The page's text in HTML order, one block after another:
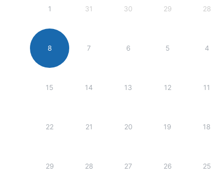
28
29
30
31
1
4
5
6
7
8
11
12
13
14
15
18
19
20
21
22
25
26
27
28
29